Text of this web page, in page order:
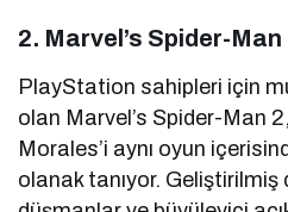
2. Marvel’s Spider-Man
PlayStation sahipleri için
olan Marvel’s Spider-Man
Morales’i aynı oyun
olanak tanıyor. Geliştirilmiş